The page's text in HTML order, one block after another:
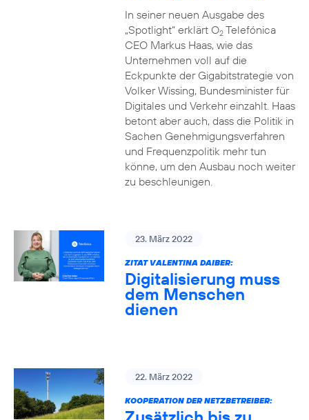
In seiner neuen Ausgabe des
„Spotlight“ erklärt O2Telefónica
CEO Markus Haas, wie das
Unternehmen voll auf die
Eckpunkte der Gigabitstrategie von
Volker Wissing, Bundesminister für
Digitales und Verkehr einzahlt. Haas
betont aber auch, dass die Politik in
Sachen Genehmigungsverfahren
und Frequenzpolitik mehr tun
könne, um den Ausbau noch weiter
zu beschleunigen.
23. März 2022
ZITAT VALENTINA DAIBER:
Digitalisierung muss
dem Menschen
dienen
22. März 2022
KOOPERATION DER NETZBETREIBER: